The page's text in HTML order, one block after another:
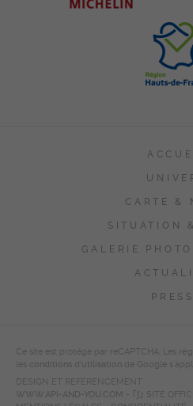
CARTE &
SITUATION
GALERIE
Ce site est protégé par reCAPTCHA. Les
les conditions d'utilisation de Google
DESIGN ET REFERENCEMENT
WWW.API-AND-YOU.COM - ｢∫｣ SITE